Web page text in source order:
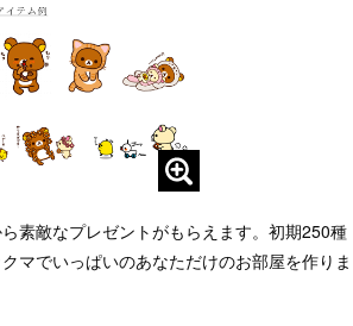
素敵なプレゼントがもらえます。初期250種
マでいっぱいのあなただけのお部屋を作りま